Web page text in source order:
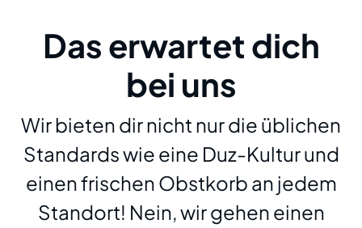
Das erwartet dich
bei uns
Wir bieten dir nicht nur die üblichen
Standards wie eine Duz-Kultur und
einen frischen Obstkorb an jedem
Standort! Nein, wir gehen einen